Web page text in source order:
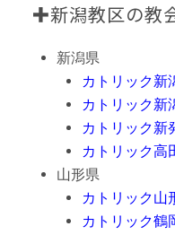
✚新潟教区の教
新潟県
カトリック
カトリック
カトリック新
カトリック高
山形県
カトリック山
カトリック鶴